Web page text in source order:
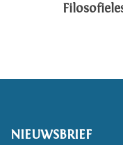
NIEUWSBRIEF